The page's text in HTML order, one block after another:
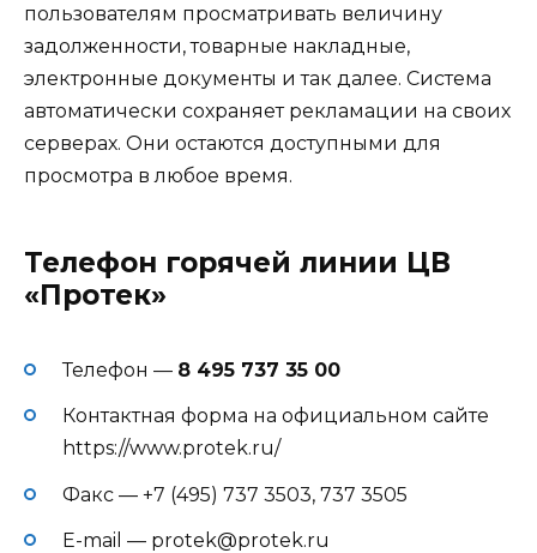
пользователям просматривать величину
задолженности, товарные накладные,
электронные документы и так далее. Система
автоматически сохраняет рекламации на своих
серверах. Они остаются доступными для
просмотра в любое время.
Телефон горячей линии ЦВ
«Протек»
Телефон — 8 495 737 35 00
Контактная форма на официальном сайте
https://www.protek.ru/
Факс — +7 (495) 737 3503, 737 3505
E-mail — protek@protek.ru